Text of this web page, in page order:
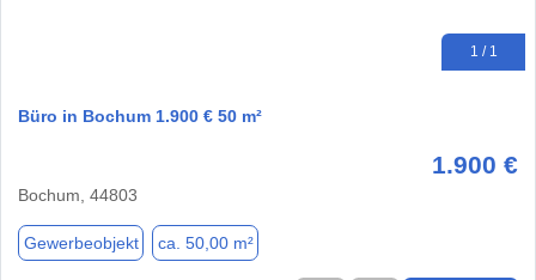
1 / 1
Büro in Bochum 1.900 € 50 m²
1.900 €
Bochum, 44803
Gewerbeobjekt ca. 50,00 m²